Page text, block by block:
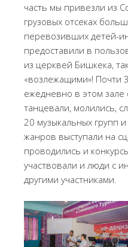
часть мы привезли из
грузовых отсеках
перевозивших детей-
предоставили в
из церквей Бишкека,
«возлежащими»! Почти
ежедневно в этом зале
танцевали, молились,
20 музыкальных групп
жанров выступали на
проводились и
участвовали и люди с
другими участниками.